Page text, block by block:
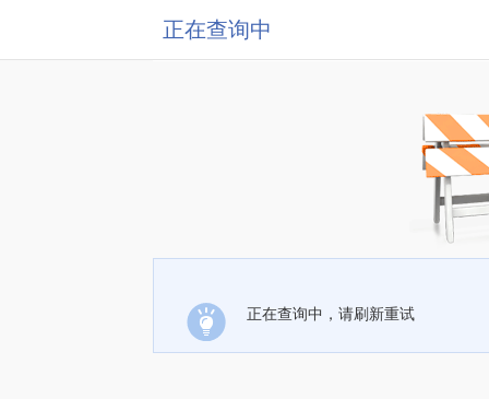
正在查询中
正在查询中，请刷新重试